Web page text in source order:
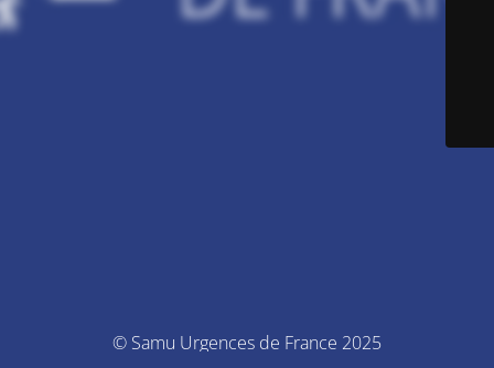
© Samu Urgences de France 2025